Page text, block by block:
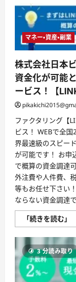
マネー・資産・副業
株式会社日本
資金化が可能
ービス！【
ファクタリング【
ビス！ WEBで全
界最速級のスピー
が可能です！ お申
で概算の資金調達
外注費や人件費、
等もお任せ下さい
ならない資金調達
「続きを読む」
3 分読み取り